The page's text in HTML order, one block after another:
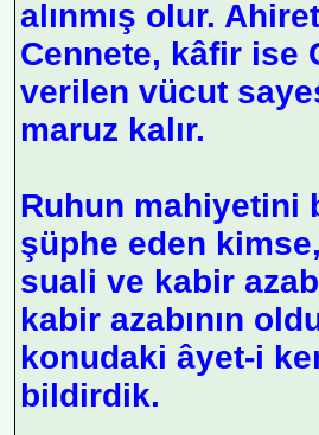
alınmış olur.
Cennete, kâfir ise
verilen vücut
maruz kalır.
Ruhun mahiyetini
şüphe eden
suali ve kabir
kabir azabının
konudaki âyet-i
bildirdik.